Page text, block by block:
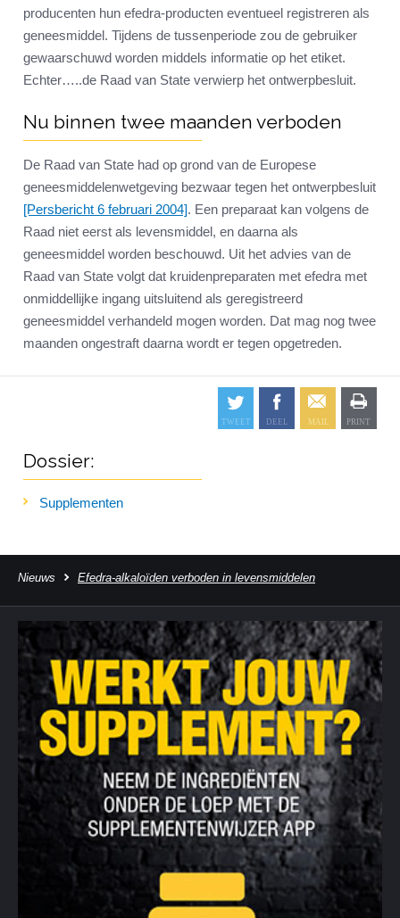
producenten hun efedra-producten eventueel registreren als
geneesmiddel. Tijdens de tussenperiode zou de gebruiker
gewaarschuwd worden middels informatie op het etiket.
Echter…..de Raad van State verwierp het ontwerpbesluit.
Nu binnen twee maanden verboden
De Raad van State had op grond van de Europese
geneesmiddelenwetgeving bezwaar tegen het ontwerpbesluit
[Persbericht 6 februari 2004]. Een preparaat kan volgens de
Raad niet eerst als levensmiddel, en daarna als
geneesmiddel worden beschouwd. Uit het advies van de
Raad van State volgt dat kruidenpreparaten met efedra met
onmiddellijke ingang uitsluitend als geregistreerd
geneesmiddel verhandeld mogen worden. Dat mag nog twee
maanden ongestraft daarna wordt er tegen opgetreden.
Dossier:
Supplementen
Nieuws Efedra-alkaloïden verboden in levensmiddelen